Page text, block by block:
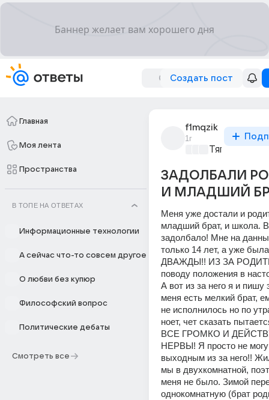
Создать пост
Главная
Моя лента
Пространства
В ТОПЕ НА ОТВЕТАХ
Информационные технологии
А сейчас что-то совсем другое
О любви без купюр
Философский вопрос
Политические дебаты
Смотреть все
f1mqzik
1г
Тягость
ЗАДОЛБАЛИ
И МЛАДШИЙ
Меня уже достали и
младший брат, и школа.
задолбало! Мне на
только 14 лет, а уже
ДВАЖДЫ!! ИЗ ЗА
поводу положения в
А вот из за него я и пишу
меня есть мелкий брат,
не исполнилось но по
ноет, чет сказать
ВСЕ ГРОМКО И
НЕРВЫ! Я просто не
выходным из за него!!
мы в двухкомнатной,
меня не было. Зимой
однокомнатную (брат